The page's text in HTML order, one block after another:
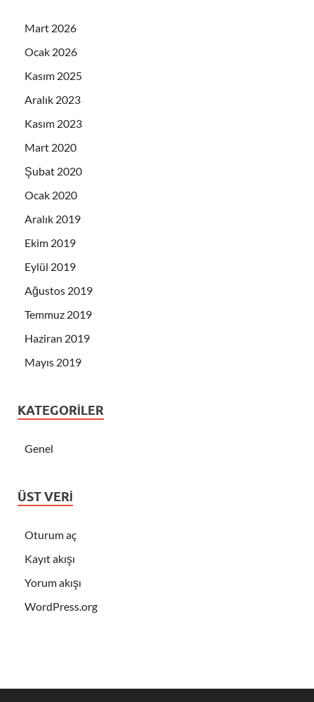
Mart 2026
Ocak 2026
Kasım 2025
Aralık 2023
Kasım 2023
Mart 2020
Şubat 2020
Ocak 2020
Aralık 2019
Ekim 2019
Eylül 2019
Ağustos 2019
Temmuz 2019
Haziran 2019
Mayıs 2019
KATEGORILER
Genel
ÜST VERI
Oturum aç
Kayıt akışı
Yorum akışı
WordPress.org